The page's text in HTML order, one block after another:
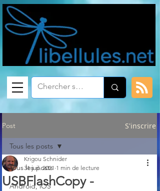
Post S'inscrire
Tous les posts
Android, iOS
Tous les posts
USBFlashCopy -
Krigou Schnider
31 juil. 2021 1 min de lecture